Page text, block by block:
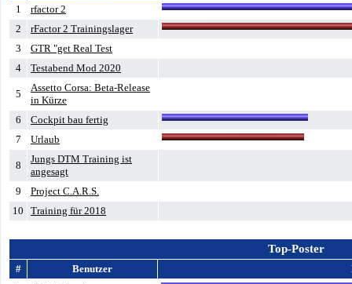
1
rfactor 2
2
rFactor 2 Trainingslager
3
GTR "get Real Test
4
Testabend Mod 2020
5
Assetto Corsa: Beta-Release
in Kürze
6
Cockpit bau fertig
7
Urlaub
8
Jungs DTM Training ist
angesagt
9
Project C.A.R.S.
10
Training für 2018
Top-Poster
# Benutzer